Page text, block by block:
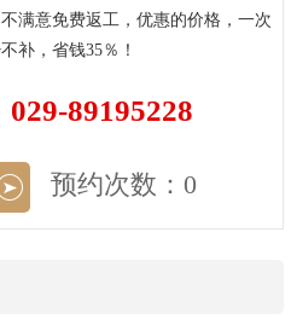
满意免费返工，优惠的价格，一次
补，省钱35％！
029-89195228
预约次数：0